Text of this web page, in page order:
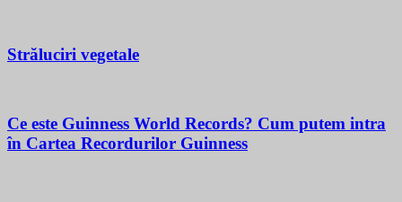
Străluciri vegetale
Ce este Guinness World Records? Cum putem intra
în Cartea Recordurilor Guinness